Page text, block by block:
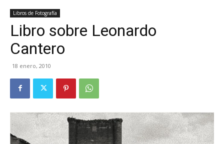
Libros de Fotografía
Libro sobre Leonardo
Cantero
18 enero, 2010